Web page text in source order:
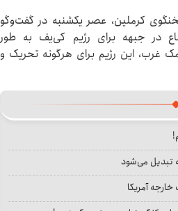
کرملین، عصر یکشنبه در گفت‌وگو
در جبهه برای رژیم کی‌یف به‌ طور
غرب، این رژیم برای هرگونه تحریک و
تبدیل می‌شود
آمریکا